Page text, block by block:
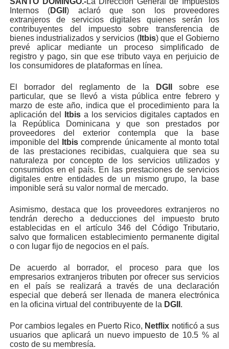
Internos (DGII) aclaró que son los proveedores
extranjeros de servicios digitales quienes serán los
contribuyentes del impuesto sobre transferencia de
bienes industrializados y servicios (Itbis) que el Gobierno
prevé aplicar mediante un proceso simplificado de
registro y pago, sin que ese tributo vaya en perjuicio de
los consumidores de plataformas en línea.
El borrador del reglamento de la DGII
sobre ese
particular, que se llevó a vista pública entre febrero y
marzo de este año, indica que el procedimiento para la
aplicación del
Itbisa los servicios digitales captados en
la República Dominicana y que son prestados por
proveedores del exterior contempla que la base
imponible del
Itbis comprende únicamente al monto total
de las prestaciones recibidas, cualquiera que sea su
naturaleza por concepto de los servicios utilizados y
consumidos en el país. En las prestaciones de servicios
digitales entre entidades de un mismo grupo, la base
imponible será su valor normal de mercado.
Asimismo, destaca que los proveedores extranjeros no
tendrán derecho a deducciones del impuesto bruto
establecidas en el artículo 346 del Código Tributario,
salvo que formalicen establecimiento permanente digital
o con lugar fijo de negocios en el país.
De acuerdo al borrador, el proceso para que los
empresarios extranjeros tributen por ofrecer sus servicios
en el país se realizará a través de una declaración
especial que deberá ser llenada de manera electrónica
en la oficina virtual del contribuyente de la DGII .
Por cambios legales en Puerto Rico, Netflix notificó a sus
usuarios que aplicará un nuevo impuesto de 10.5 % al
costo de su membresía.